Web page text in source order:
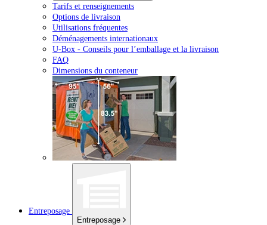
Tarifs et renseignements
Options de livraison
Utilisations fréquentes
Déménagements internationaux
U-Box - Conseils pour l’emballage et la livraison
FAQ
Dimensions du conteneur
Entreposage
Entreposage